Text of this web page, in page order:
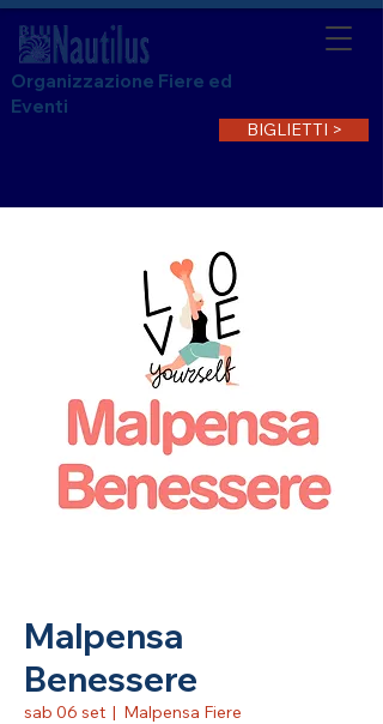
Organizzazione Fiere ed
Eventi
BIGLIETTI >
Malpensa
Benessere
sab 06 set
  |
Malpensa Fiere